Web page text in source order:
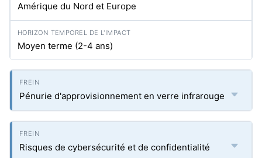
Amérique du Nord et Europe
Moyen terme (2-4 ans)
Pénurie d'approvisionnement en verre infrarouge
Risques de cybersécurité et de confidentialité